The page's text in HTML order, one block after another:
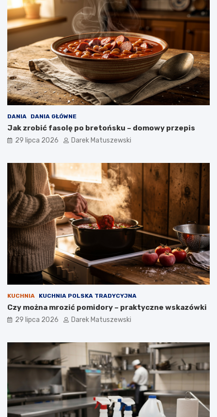
DANIA DANIA GŁÓWNE
Jak zrobić fasolę po bretońsku – domowy przepis
29 lipca 2026 Darek Matuszewski
KUCHNIA KUCHNIA POLSKA TRADYCYJNA
Czy można mrozić pomidory – praktyczne wskazówki
29 lipca 2026 Darek Matuszewski